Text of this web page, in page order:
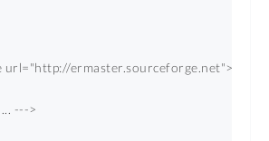
url="http://ermaster.sourceforge.net">
--->